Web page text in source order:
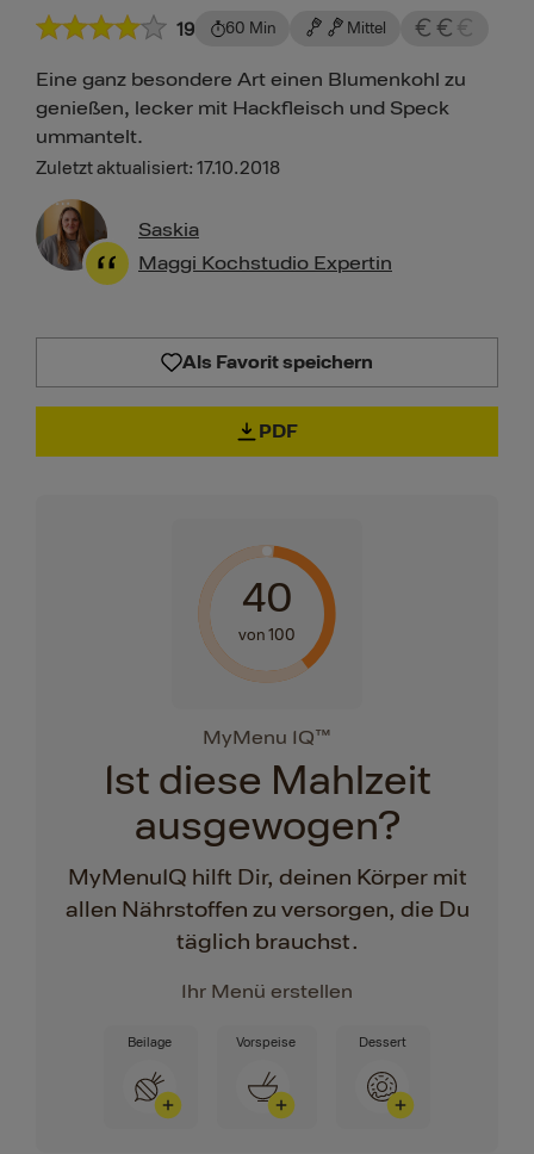
19 60 Min Mittel
Eine ganz besondere Art einen Blumenkohl zu
genießen, lecker mit Hackfleisch und Speck
ummantelt.
Zuletzt aktualisiert: 17.10.2018
Saskia
Maggi Kochstudio Expertin
Als Favorit speichern
PDF
40
von 100
MyMenu IQ™
Ist diese Mahlzeit
ausgewogen?
MyMenuIQ hilft Dir, deinen Körper mit
allen Nährstoffen zu versorgen, die Du
täglich brauchst.
Ihr Menü erstellen
Beilage Vorspeise Dessert